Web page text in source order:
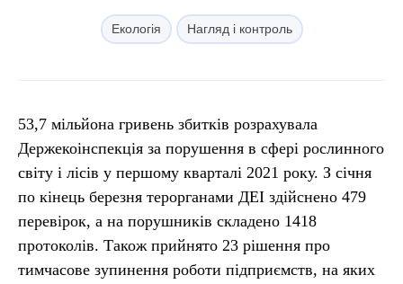
Екологія Нагляд і контроль
53,7 мільйона гривень збитків розрахувала
Держекоінспекція за порушення в сфері рослинного
світу і лісів у першому кварталі 2021 року. З січня
по кінець березня терорганами ДЕІ здійснено 479
перевірок, а на порушників складено 1418
протоколів. Також прийнято 23 рішення про
тимчасове зупинення роботи підприємств, на яких